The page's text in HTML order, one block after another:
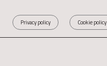
Privacy policy Cookie policy